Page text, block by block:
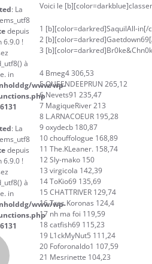
: La
depuis
6.9.0 !
à
in
www/wp-
6131
: La
depuis
6.9.0 !
à
in
www/wp-
6131
Voici le
1 [b][color=darkred]SaquilAll-in[/
2
3
4 Bmeg4 306,53
5 QUEENDEEPRUN 265,12
6 Nevets91 235,47
7 MagiqueRiver 213
8 L.ARNACOEUR 195,28
9 oxydecb 180,87
10 chouffologue 168,89
11 The.KLeaner. 158,74
12 Sly-mako 150
13 virgicola 142,39
14 ToKio69 135,69
15 CHATTRIVER 129,74
16 Tres Koronas 124,4
17 nh ma foi 119,59
18 catfish69 115,23
19 L1ckMyNut5 111,24
20 Foforonaldo1 107,59
21 Mesrinette 104,23